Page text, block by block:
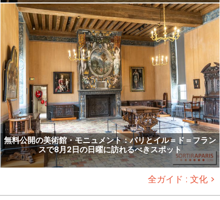
無料公開の美術館・モニュメント：パリとイル＝ド＝フラン
スで8月2日の日曜に訪れるべきスポット
全ガイド : 文化 >